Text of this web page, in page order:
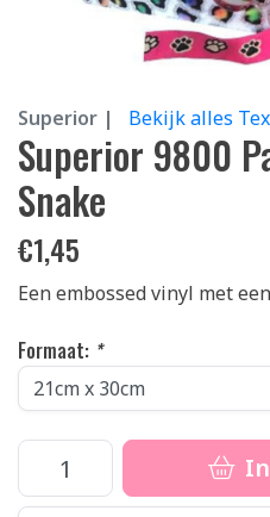
Superior | Bekijk alles
Superior 9800
Snake
€1,45
Een embossed vinyl met
Formaat: *